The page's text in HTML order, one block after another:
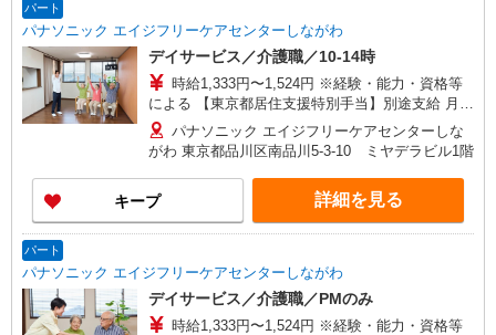
＋50円（再入社者は除く）
パート
パナソニック エイジフリーケアセンターしながわ
デイサービス／介護職／10-14時
時給1,333円〜1,524円 ※経験・能力・資格等
による 【東京都居住支援特別手当】別途支給 月額
2万円！ ＊支給対象は所定労働時間週20時間以上
の雇用契約者に限る
パナソニック エイジフリーケアセンターしな
がわ 東京都品川区南品川5-3-10 ミヤデラビル1階
キープ 詳細を見る
パート
パナソニック エイジフリーケアセンターしながわ
デイサービス／介護職／PMのみ
時給1,333円〜1,524円 ※経験・能力・資格等